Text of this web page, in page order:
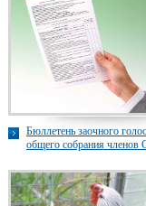
Бюллетень заочного
общего собрания членов